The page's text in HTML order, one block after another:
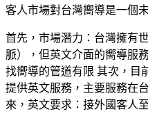
客人市場對台灣嚮導是一個
首先， 市場潛力 ：台灣擁有
脈），但英文介面的嚮導服
找嚮導的管道有限 其次， 目
提供英文服務，主要服務在
來， 英文要求 ：接外國客人